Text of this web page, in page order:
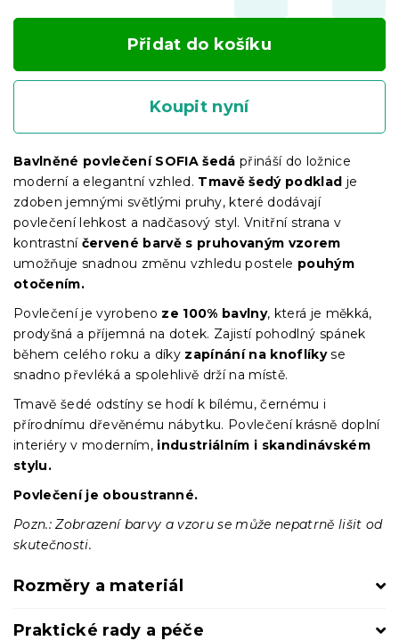
Přidat do košíku
Koupit nyní
Bavlněné povlečení SOFIA šedá přináší do ložnice
moderní a elegantní vzhled. Tmavě šedý podklad je
zdoben jemnými světlými pruhy, které dodávají
povlečení lehkost a nadčasový styl. Vnitřní strana v
kontrastní červené barvě s pruhovaným vzorem
umožňuje snadnou změnu vzhledu postele pouhým
otočením.
Povlečení je vyrobeno ze 100% bavlny, která je měkká,
prodyšná a příjemná na dotek. Zajistí pohodlný spánek
během celého roku a díky zapínání na knoflíkyse
snadno převléká a spolehlivě drží na místě.
Tmavě šedé odstíny se hodí k bílému, černému i
přírodnímu dřevěnému nábytku. Povlečení krásně doplní
interiéry v moderním, industriálním i skandinávském
stylu.
Povlečení je oboustranné.
Pozn.: Zobrazení barvy a vzoru se může nepatrně lišit od
skutečnosti.
Rozměry a materiál
Praktické rady a péče